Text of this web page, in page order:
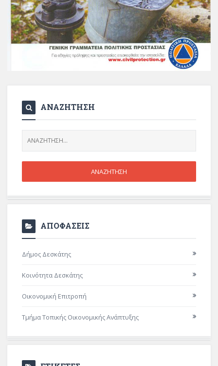
ΑΝΑΖΗΤΗΣΗ
ΑΠΟΦΑΣΕΙΣ
Δήμος Δεσκάτης
Κοινότητα Δεσκάτης
Οικονομική Επιτροπή
Τμήμα Τοπικής Οικονομικής Ανάπτυξης